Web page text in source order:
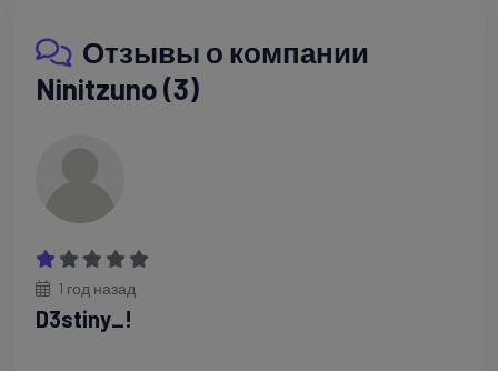
Отзывы о компании
Ninitzuno (3)
1 год назад
D3stiny_!